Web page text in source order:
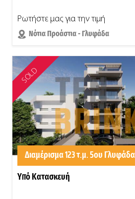
Ρωτήστε μας για την τιμή
Νότια Προάστια - Γλυφάδα
SOLD
Διαμέρισμα 123 τ.μ. 5ου
Υπό Κατασκευή